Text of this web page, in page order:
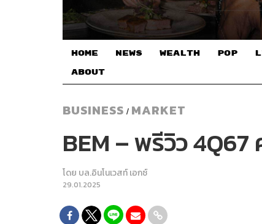
HOME NEWS WEALTH POP
ABOUT
BUSINESS / MARKET
BEM – พรีวิว 4Q67
โดย บล.อินโนเวสท์ เอกซ์
29.01.2025